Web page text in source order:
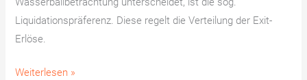
Liquidationspräferenz. Diese regelt die Verteilung der Exit-
Erlöse.
Weiterlesen »